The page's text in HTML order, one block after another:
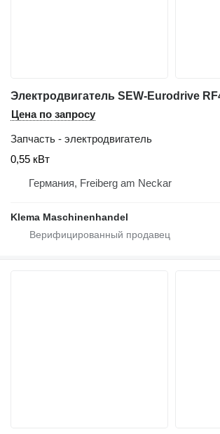
Цена по запросу
Запчасть - электродвигатель
0,55 кВт
Германия, Freiberg am Neckar
Klema Maschinenhandel